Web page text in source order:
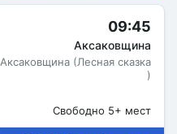
09:45
Аксаковщина
Аксаковщина (Лесная сказка
)
Свободно 5+ мест